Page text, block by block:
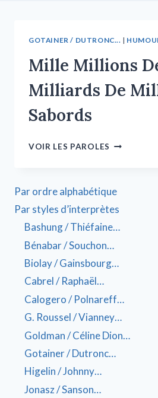
GOTAINER / DUTRONC... |
Mille Millions
Milliards De
Sabords
VOIR LES PAROLES
Par ordre alphabétique
Par styles d’interprètes
Bashung / Thiéfaine…
Bénabar / Souchon…
Biolay / Gainsbourg…
Cabrel / Raphaël…
Calogero / Polnareff…
G. Roussel / Vianney…
Goldman / Céline Dion…
Gotainer / Dutronc…
Higelin / Johnny…
Jonasz / Sanson…